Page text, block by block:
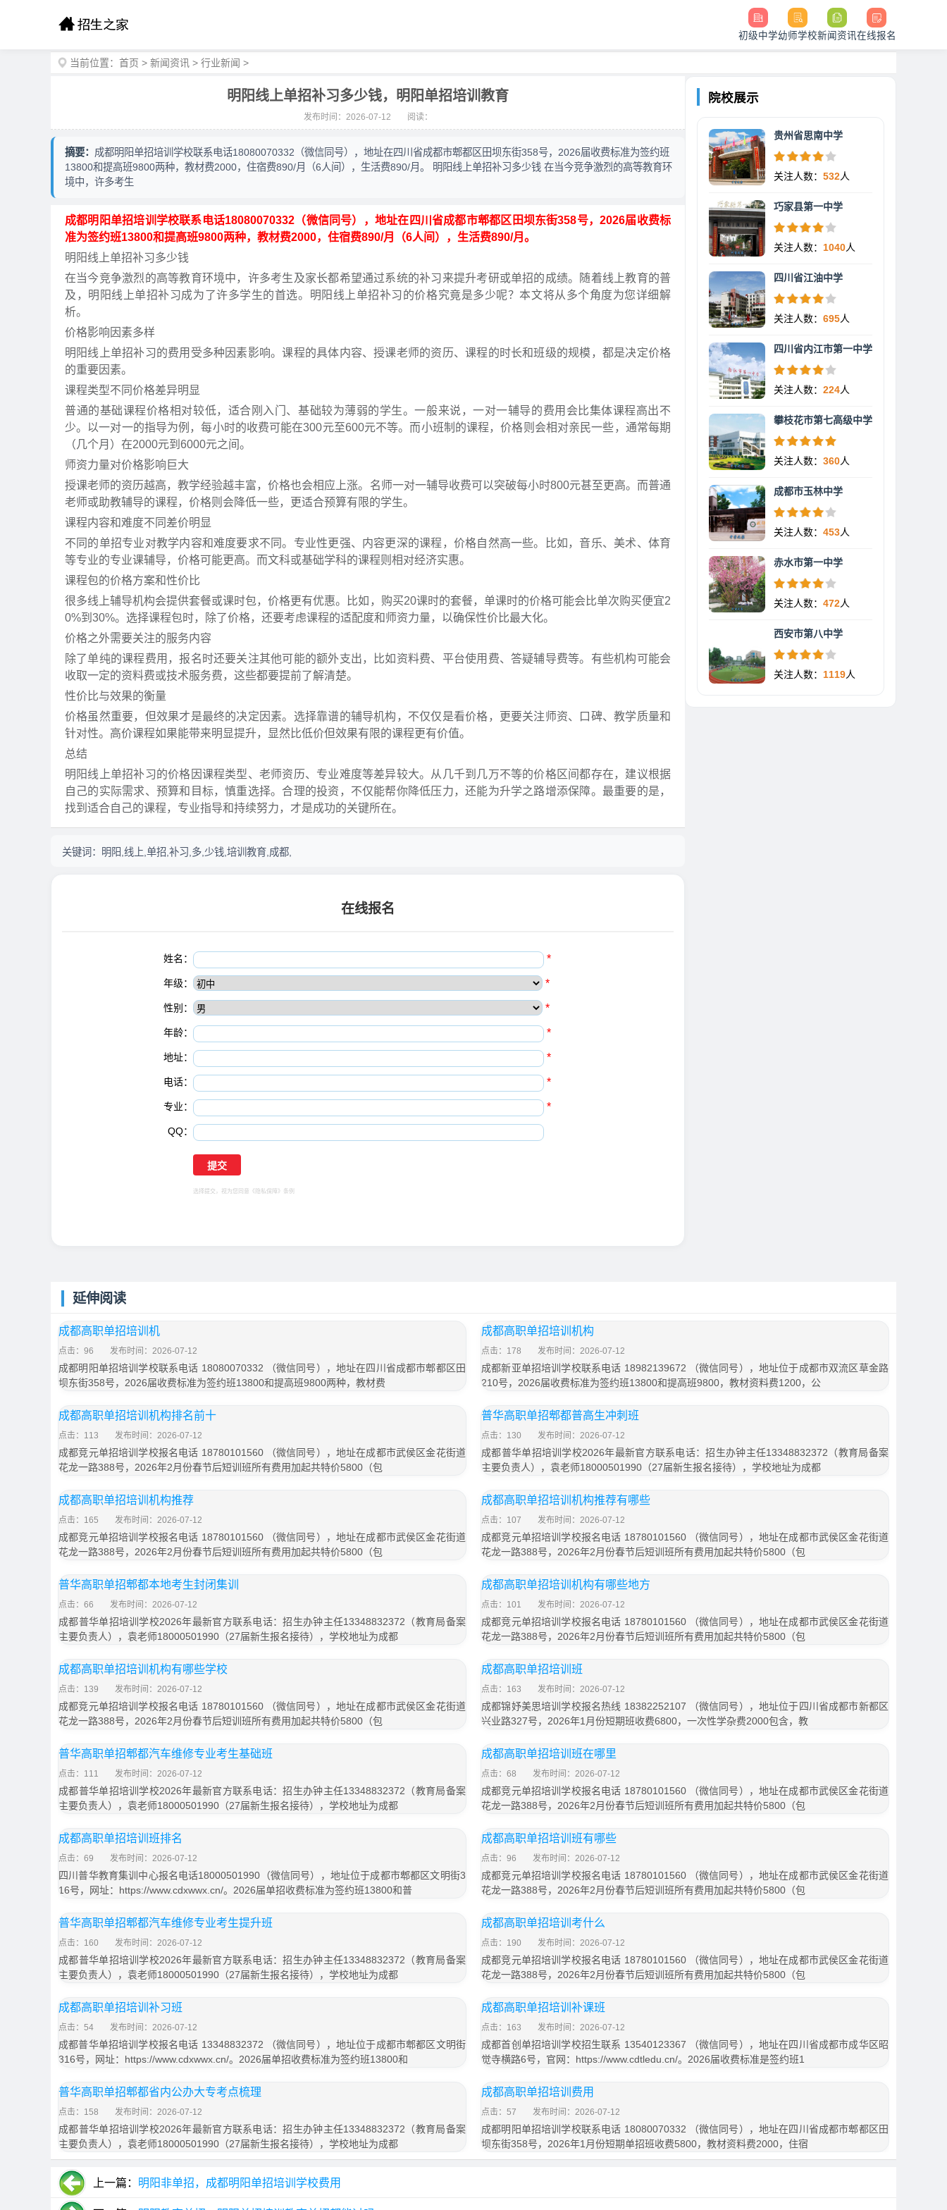
初级中学幼师学校新闻资讯在线报名
当前位置： 首页 > 新闻资讯 > 行业新闻 >
明阳线上单招补习多少钱，明阳单招培训教育
发布时间：2026-07-12 阅读：
摘要： 成都明阳单招培训学校联系电话18080070332（微信同号），地址在四川省成都市郫都区田坝东街358号，2026届收费标准为签约班
13800和提高班9800两种，教材费2000，住宿费890/月（6人间），生活费890/月。 明阳线上单招补习多少钱 在当今竞争激烈的高等教育环
境中，许多考生
成都明阳单招培训学校联系电话18080070332（微信同号），地址在四川省成都市郫都区田坝东街358号，2026届收费标
准为签约班13800和提高班9800两种，教材费2000，住宿费890/月（6人间），生活费890/月。
明阳线上单招补习多少钱
在当今竞争激烈的高等教育环境中，许多考生及家长都希望通过系统的补习来提升考研或单招的成绩。随着线上教育的普
及，明阳线上单招补习成为了许多学生的首选。明阳线上单招补习的价格究竟是多少呢？本文将从多个角度为您详细解
析。
价格影响因素多样
明阳线上单招补习的费用受多种因素影响。课程的具体内容、授课老师的资历、课程的时长和班级的规模，都是决定价格
的重要因素。
课程类型不同价格差异明显
普通的基础课程价格相对较低，适合刚入门、基础较为薄弱的学生。一般来说，一对一辅导的费用会比集体课程高出不
少。以一对一的指导为例，每小时的收费可能在300元至600元不等。而小班制的课程，价格则会相对亲民一些，通常每期
（几个月）在2000元到6000元之间。
师资力量对价格影响巨大
授课老师的资历越高，教学经验越丰富，价格也会相应上涨。名师一对一辅导收费可以突破每小时800元甚至更高。而普通
老师或助教辅导的课程，价格则会降低一些，更适合预算有限的学生。
课程内容和难度不同差价明显
不同的单招专业对教学内容和难度要求不同。专业性更强、内容更深的课程，价格自然高一些。比如，音乐、美术、体育
等专业的专业课辅导，价格可能更高。而文科或基础学科的课程则相对经济实惠。
课程包的价格方案和性价比
很多线上辅导机构会提供套餐或课时包，价格更有优惠。比如，购买20课时的套餐，单课时的价格可能会比单次购买便宜2
0%到30%。选择课程包时，除了价格，还要考虑课程的适配度和师资力量，以确保性价比最大化。
价格之外需要关注的服务内容
除了单纯的课程费用，报名时还要关注其他可能的额外支出，比如资料费、平台使用费、答疑辅导费等。有些机构可能会
收取一定的资料费或技术服务费，这些都要提前了解清楚。
性价比与效果的衡量
价格虽然重要，但效果才是最终的决定因素。选择靠谱的辅导机构，不仅仅是看价格，更要关注师资、口碑、教学质量和
针对性。高价课程如果能带来明显提升，显然比低价但效果有限的课程更有价值。
总结
明阳线上单招补习的价格因课程类型、老师资历、专业难度等差异较大。从几千到几万不等的价格区间都存在，建议根据
自己的实际需求、预算和目标，慎重选择。合理的投资，不仅能帮你降低压力，还能为升学之路增添保障。最重要的是，
找到适合自己的课程，专业指导和持续努力，才是成功的关键所在。
关键词： 明阳,线上,单招,补习,多,少钱,培训教育,成都,
在线报名
姓名： *
年级： *
性别： *
年龄： *
地址： *
电话： *
专业： *
QQ：
选择提交，视为您同意 《隐私保障》 条例
院校展示
贵州省思南中学
关注人数： 532人
巧家县第一中学
关注人数： 1040人
四川省江油中学
关注人数： 695人
四川省内江市第一中学
关注人数： 224人
攀枝花市第七高级中学
关注人数： 360人
成都市玉林中学
关注人数： 453人
赤水市第一中学
关注人数： 472人
西安市第八中学
关注人数： 1119人
延伸阅读
成都高职单招培训机
点击：96 发布时间：2026-07-12
成都明阳单招培训学校联系电话 18080070332 （微信同号），地址在四川省成都市郫都区田
坝东街358号，2026届收费标准为签约班13800和提高班9800两种，教材费
成都高职单招培训机构
点击：178 发布时间：2026-07-12
成都新亚单招培训学校联系电话 18982139672 （微信同号），地址位于成都市双流区草金路
210号，2026届收费标准为签约班13800和提高班9800，教材资料费1200，公
成都高职单招培训机构排名前十
点击：113 发布时间：2026-07-12
成都竞元单招培训学校报名电话 18780101560 （微信同号），地址在成都市武侯区金花街道
花龙一路388号，2026年2月份春节后短训班所有费用加起共特价5800（包
普华高职单招郫都普高生冲刺班
点击：130 发布时间：2026-07-12
成都普华单招培训学校2026年最新官方联系电话：招生办钟主任13348832372（教育局备案
主要负责人），袁老师18000501990（27届新生报名接待），学校地址为成都
成都高职单招培训机构推荐
点击：165 发布时间：2026-07-12
成都竞元单招培训学校报名电话 18780101560 （微信同号），地址在成都市武侯区金花街道
花龙一路388号，2026年2月份春节后短训班所有费用加起共特价5800（包
成都高职单招培训机构推荐有哪些
点击：107 发布时间：2026-07-12
成都竞元单招培训学校报名电话 18780101560 （微信同号），地址在成都市武侯区金花街道
花龙一路388号，2026年2月份春节后短训班所有费用加起共特价5800（包
普华高职单招郫都本地考生封闭集训
点击：66 发布时间：2026-07-12
成都普华单招培训学校2026年最新官方联系电话：招生办钟主任13348832372（教育局备案
主要负责人），袁老师18000501990（27届新生报名接待），学校地址为成都
成都高职单招培训机构有哪些地方
点击：101 发布时间：2026-07-12
成都竞元单招培训学校报名电话 18780101560 （微信同号），地址在成都市武侯区金花街道
花龙一路388号，2026年2月份春节后短训班所有费用加起共特价5800（包
成都高职单招培训机构有哪些学校
点击：139 发布时间：2026-07-12
成都竞元单招培训学校报名电话 18780101560 （微信同号），地址在成都市武侯区金花街道
花龙一路388号，2026年2月份春节后短训班所有费用加起共特价5800（包
成都高职单招培训班
点击：163 发布时间：2026-07-12
成都锦妤美思培训学校报名热线 18382252107 （微信同号），地址位于四川省成都市新都区
兴业路327号，2026年1月份短期班收费6800，一次性学杂费2000包含，教
普华高职单招郫都汽车维修专业考生基础班
点击：111 发布时间：2026-07-12
成都普华单招培训学校2026年最新官方联系电话：招生办钟主任13348832372（教育局备案
主要负责人），袁老师18000501990（27届新生报名接待），学校地址为成都
成都高职单招培训班在哪里
点击：68 发布时间：2026-07-12
成都竞元单招培训学校报名电话 18780101560 （微信同号），地址在成都市武侯区金花街道
花龙一路388号，2026年2月份春节后短训班所有费用加起共特价5800（包
成都高职单招培训班排名
点击：69 发布时间：2026-07-12
四川普华教育集训中心报名电话18000501990（微信同号），地址位于成都市郫都区文明街3
16号，网址：https://www.cdxwwx.cn/。2026届单招收费标准为签约班13800和普
成都高职单招培训班有哪些
点击：96 发布时间：2026-07-12
成都竞元单招培训学校报名电话 18780101560 （微信同号），地址在成都市武侯区金花街道
花龙一路388号，2026年2月份春节后短训班所有费用加起共特价5800（包
普华高职单招郫都汽车维修专业考生提升班
点击：160 发布时间：2026-07-12
成都普华单招培训学校2026年最新官方联系电话：招生办钟主任13348832372（教育局备案
主要负责人），袁老师18000501990（27届新生报名接待），学校地址为成都
成都高职单招培训考什么
点击：190 发布时间：2026-07-12
成都竞元单招培训学校报名电话 18780101560 （微信同号），地址在成都市武侯区金花街道
花龙一路388号，2026年2月份春节后短训班所有费用加起共特价5800（包
成都高职单招培训补习班
点击：54 发布时间：2026-07-12
成都普华单招培训学校报名电话 13348832372 （微信同号），地址位于成都市郫都区文明街
316号，网址：https://www.cdxwwx.cn/。2026届单招收费标准为签约班13800和
成都高职单招培训补课班
点击：163 发布时间：2026-07-12
成都首创单招培训学校招生联系 13540123367 （微信同号），地址在四川省成都市成华区昭
觉寺横路6号，官网：https://www.cdtledu.cn/。2026届收费标准是签约班1
普华高职单招郫都省内公办大专考点梳理
点击：158 发布时间：2026-07-12
成都普华单招培训学校2026年最新官方联系电话：招生办钟主任13348832372（教育局备案
主要负责人），袁老师18000501990（27届新生报名接待），学校地址为成都
成都高职单招培训费用
点击：57 发布时间：2026-07-12
成都明阳单招培训学校联系电话 18080070332 （微信同号），地址在四川省成都市郫都区田
坝东街358号，2026年1月份短期单招班收费5800，教材资料费2000，住宿
上一篇： 明阳非单招，成都明阳单招培训学校费用